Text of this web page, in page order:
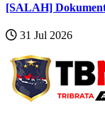
[SALAH]
31 Jul 2026